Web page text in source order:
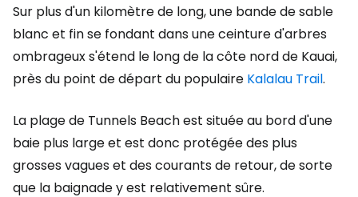
Sur plus d'un kilomètre de long, une bande de sable
blanc et fin se fondant dans une ceinture d'arbres
ombrageux s'étend le long de la côte nord de Kauai,
près du point de départ du populaire Kalalau Trail.
La plage de Tunnels Beach est située au bord d'une
baie plus large et est donc protégée des plus
grosses vagues et des courants de retour, de sorte
que la baignade y est relativement sûre.